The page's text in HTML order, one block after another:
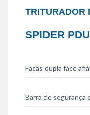
TRITURADOR
SPIDER
Facas dupla face
Barra de segurança